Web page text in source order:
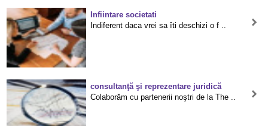
Infiintare societati
Indiferent daca vrei sa îti deschizi o f ..
consultanţă şi reprezentare juridică
Colaborăm cu partenerii noştri de la The ..